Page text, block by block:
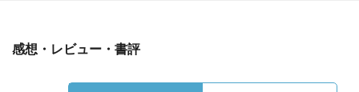
感想・レビュー・書評